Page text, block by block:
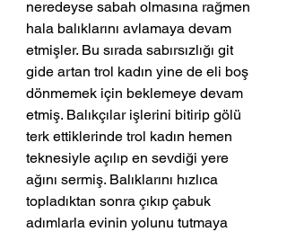
neredeyse sabah olmasına rağmen
hala balıklarını avlamaya devam
etmişler. Bu sırada sabırsızlığı git
gide artan trol kadın yine de eli boş
dönmemek için beklemeye devam
etmiş. Balıkçılar işlerini bitirip gölü
terk ettiklerinde trol kadın hemen
teknesiyle açılıp en sevdiği yere
ağını sermiş. Balıklarını hızlıca
topladıktan sonra çıkıp çabuk
adımlarla evinin yolunu tutmaya